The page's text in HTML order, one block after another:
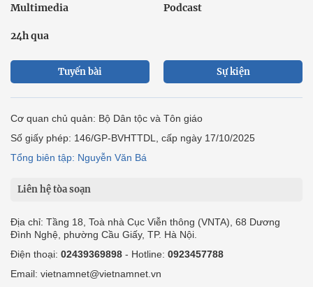
Multimedia Podcast
24h qua
Tuyến bài Sự kiện
Cơ quan chủ quản: Bộ Dân tộc và Tôn giáo
Số giấy phép: 146/GP-BVHTTDL, cấp ngày 17/10/2025
Tổng biên tập: Nguyễn Văn Bá
Liên hệ tòa soạn
Địa chỉ: Tầng 18, Toà nhà Cục Viễn thông (VNTA), 68 Dương
Đình Nghệ, phường Cầu Giấy, TP. Hà Nội.
Điện thoại: 02439369898 - Hotline: 0923457788
Email: vietnamnet@vietnamnet.vn